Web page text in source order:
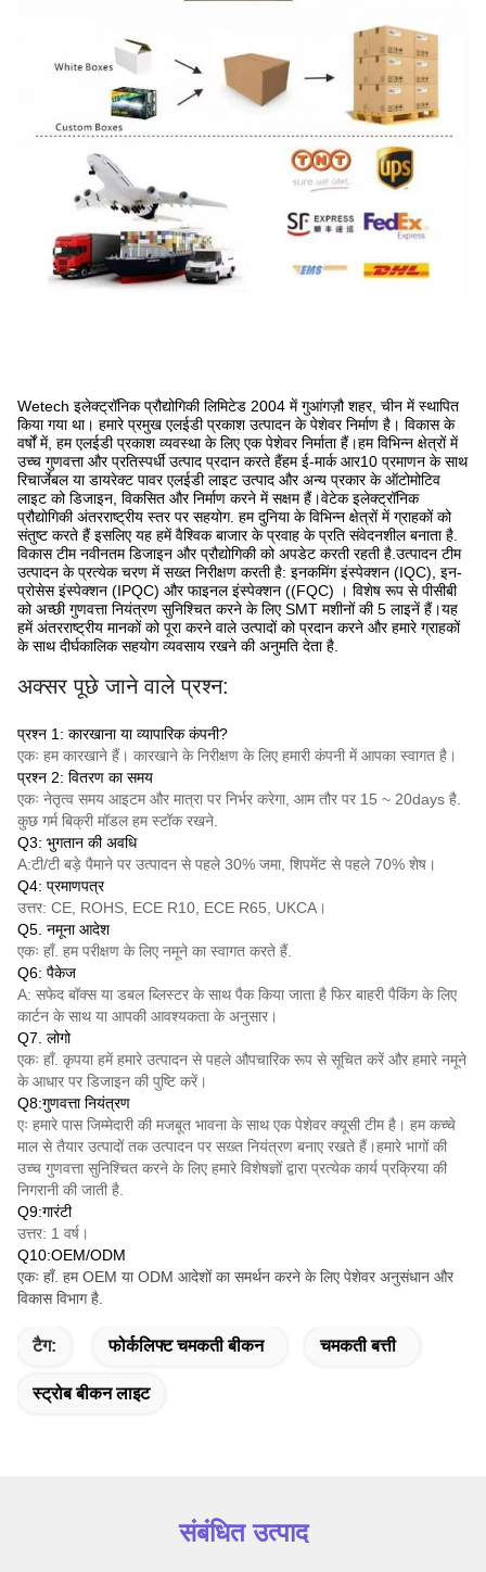
Wetech इलेक्ट्रॉनिक प्रौद्योगिकी लिमिटेड 2004 में गुआंगज़ौ शहर, चीन में स्थापित
किया गया था। हमारे प्रमुख एलईडी प्रकाश उत्पादन के पेशेवर निर्माण है। विकास के
वर्षों में, हम एलईडी प्रकाश व्यवस्था के लिए एक पेशेवर निर्माता हैं।हम विभिन्न क्षेत्रों में
उच्च गुणवत्ता और प्रतिस्पर्धी उत्पाद प्रदान करते हैंहम ई-मार्क आर10 प्रमाणन के साथ
रिचार्जेबल या डायरेक्ट पावर एलईडी लाइट उत्पाद और अन्य प्रकार के ऑटोमोटिव
लाइट को डिजाइन, विकसित और निर्माण करने में सक्षम हैं।वेटेक इलेक्ट्रॉनिक
प्रौद्योगिकी अंतरराष्ट्रीय स्तर पर सहयोग. हम दुनिया के विभिन्न क्षेत्रों में ग्राहकों को
संतुष्ट करते हैं इसलिए यह हमें वैश्विक बाजार के प्रवाह के प्रति संवेदनशील बनाता है.
विकास टीम नवीनतम डिजाइन और प्रौद्योगिकी को अपडेट करती रहती है.उत्पादन टीम
उत्पादन के प्रत्येक चरण में सख्त निरीक्षण करती है: इनकमिंग इंस्पेक्शन (IQC), इन-
प्रोसेस इंस्पेक्शन (IPQC) और फाइनल इंस्पेक्शन ((FQC) । विशेष रूप से पीसीबी
को अच्छी गुणवत्ता नियंत्रण सुनिश्चित करने के लिए SMT मशीनों की 5 लाइनें हैं।यह
हमें अंतरराष्ट्रीय मानकों को पूरा करने वाले उत्पादों को प्रदान करने और हमारे ग्राहकों
के साथ दीर्घकालिक सहयोग व्यवसाय रखने की अनुमति देता है.
अक्सर पूछे जाने वाले प्रश्न:
प्रश्न 1: कारखाना या व्यापारिक कंपनी?
एकः हम कारखाने हैं। कारखाने के निरीक्षण के लिए हमारी कंपनी में आपका स्वागत है।
प्रश्न 2: वितरण का समय
एकः नेतृत्व समय आइटम और मात्रा पर निर्भर करेगा, आम तौर पर 15 ~ 20days है.
कुछ गर्म बिक्री मॉडल हम स्टॉक रखने.
Q3: भुगतान की अवधि
A:टी/टी बड़े पैमाने पर उत्पादन से पहले 30% जमा, शिपमेंट से पहले 70% शेष।
Q4: प्रमाणपत्र
उत्तर: CE, ROHS, ECE R10, ECE R65, UKCA।
Q5. नमूना आदेश
एकः हाँ. हम परीक्षण के लिए नमूने का स्वागत करते हैं.
Q6: पैकेज
A: सफेद बॉक्स या डबल ब्लिस्टर के साथ पैक किया जाता है फिर बाहरी पैकिंग के लिए
कार्टन के साथ या आपकी आवश्यकता के अनुसार।
Q7. लोगो
एकः हाँ. कृपया हमें हमारे उत्पादन से पहले औपचारिक रूप से सूचित करें और हमारे नमूने
के आधार पर डिजाइन की पुष्टि करें।
Q8:गुणवत्ता नियंत्रण
एः हमारे पास जिम्मेदारी की मजबूत भावना के साथ एक पेशेवर क्यूसी टीम है। हम कच्चे
माल से तैयार उत्पादों तक उत्पादन पर सख्त नियंत्रण बनाए रखते हैं।हमारे भागों की
उच्च गुणवत्ता सुनिश्चित करने के लिए हमारे विशेषज्ञों द्वारा प्रत्येक कार्य प्रक्रिया की
निगरानी की जाती है.
Q9:गारंटी
उत्तर: 1 वर्ष।
Q10:OEM/ODM
एकः हाँ. हम OEM या ODM आदेशों का समर्थन करने के लिए पेशेवर अनुसंधान और
विकास विभाग है.
टैग: फोर्कलिफ्ट चमकती बीकन चमकती बत्ती
स्ट्रोब बीकन लाइट
संबंधित उत्पाद